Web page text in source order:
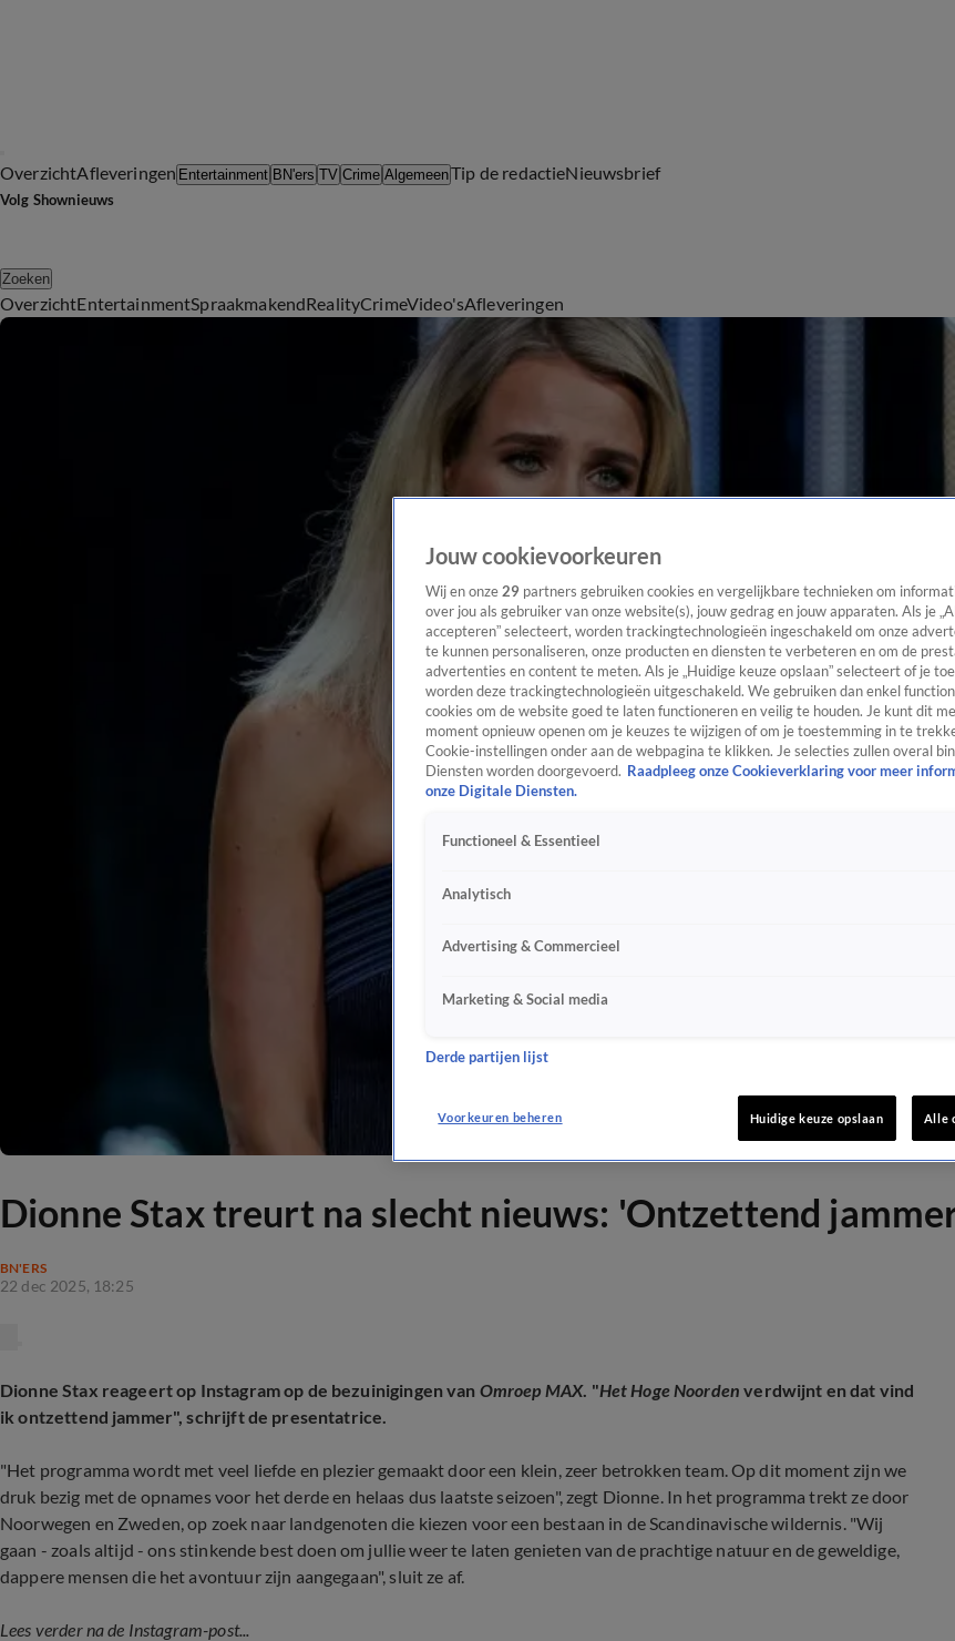
OverzichtAfleveringen Entertainment BN'ers TV Crime AlgemeenTip de redactieNieuwsbrief
Volg Shownieuws
Zoeken
OverzichtEntertainmentSpraakmakendRealityCrimeVideo'sAfleveringen
Dionne Stax treurt na slecht nieuws: 'Ontzettend
BN'ERS
22 dec 2025, 18:25
Dionne Stax reageert op Instagram op de bezuinigingen van Omroep MAX. "Het Hoge Noordenverdwijnt en dat vind
ik ontzettend jammer", schrijft de presentatrice.
"Het programma wordt met veel liefde en plezier gemaakt door een klein, zeer betrokken team. Op dit moment zijn we
druk bezig met de opnames voor het derde en helaas dus laatste seizoen", zegt Dionne. In het programma trekt ze door
Noorwegen en Zweden, op zoek naar landgenoten die kiezen voor een bestaan in de Scandinavische wildernis. "Wij
gaan - zoals altijd - ons stinkende best doen om jullie weer te laten genieten van de prachtige natuur en de geweldige,
dappere mensen die het avontuur zijn aangegaan", sluit ze af.
Lees verder na de Instagram-post...
Jouw cookievoorkeuren
Wij en onze 29 partners gebruiken cookies en vergelijkbare technieken om
over jou als gebruiker van onze website(s), jouw gedrag en jouw apparaten. Als je
accepteren” selecteert, worden trackingtechnologieën ingeschakeld om onze
te kunnen personaliseren, onze producten en diensten te verbeteren en om de
advertenties en content te meten. Als je „Huidige keuze opslaan” selecteert of je
worden deze trackingtechnologieën uitgeschakeld. We gebruiken dan enkel
cookies om de website goed te laten functioneren en veilig te houden. Je kunt dit
moment opnieuw openen om je keuzes te wijzigen of om je toestemming in te
Cookie-instellingen onder aan de webpagina te klikken. Je selecties zullen overal
Diensten worden doorgevoerd. Raadpleeg onze Cookieverklaring voor meer
onze Digitale Diensten.
Functioneel & Essentieel
Analytisch
Advertising & Commercieel
Marketing & Social media
Derde partijen lijst
Voorkeuren beheren Huidige keuze opslaan Alle